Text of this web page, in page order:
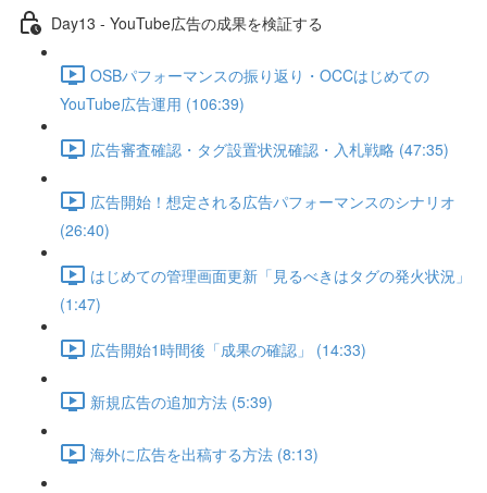
Day13 - YouTube広告の成果を検証する
OSBパフォーマンスの振り返り・OCCはじめての
YouTube広告運用 (106:39)
広告審査確認・タグ設置状況確認・入札戦略 (47:35)
広告開始！想定される広告パフォーマンスのシナリオ
(26:40)
はじめての管理画面更新「見るべきはタグの発火状況」
(1:47)
広告開始1時間後「成果の確認」 (14:33)
新規広告の追加方法 (5:39)
海外に広告を出稿する方法 (8:13)